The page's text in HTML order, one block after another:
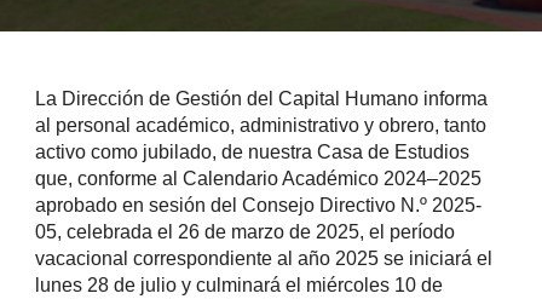
La Dirección de Gestión del Capital Humano informa
al personal académico, administrativo y obrero, tanto
activo como jubilado, de nuestra Casa de Estudios
que, conforme al Calendario Académico 2024–2025
aprobado en sesión del Consejo Directivo N.º 2025-
05, celebrada el 26 de marzo de 2025, el período
vacacional correspondiente al año 2025 se iniciará el
lunes 28 de julio y culminará el miércoles 10 de